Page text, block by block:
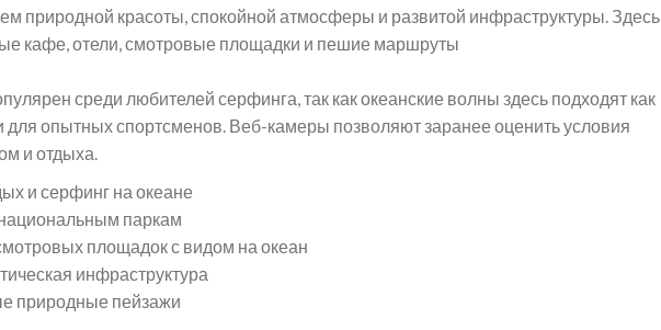
природной красоты, спокойной атмосферы и развитой инфраструктуры. Здесь
кафе, отели, смотровые площадки и пешие маршруты
среди любителей серфинга, так как океанские волны здесь подходят как
для опытных спортсменов. Веб-камеры позволяют заранее оценить условия
и отдыха.
и серфинг на океане
паркам
площадок с видом на океан
инфраструктура
природные пейзажи